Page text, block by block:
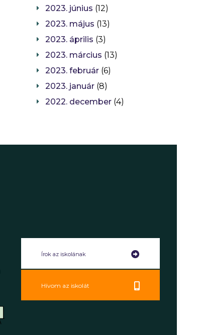
2023. június (12)
2023. május (13)
2023. április (3)
2023. március (13)
2023. február (6)
2023. január (8)
2022. december (4)
Írok az iskolának
Hívom az iskolát